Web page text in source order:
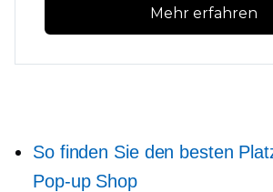
Mehr erfahren
So finden Sie den besten
Pop-upShop